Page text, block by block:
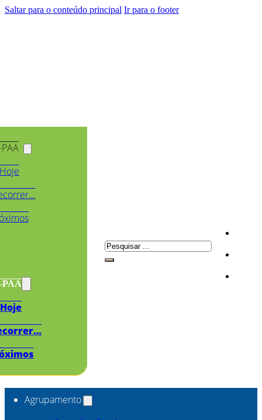
Saltar para o conteúdo principal Ir para o footer
PAA
Hoje
Pesquisar
Agrupamento